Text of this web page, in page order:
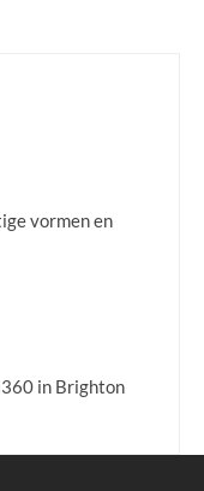
vormen en
in Brighton